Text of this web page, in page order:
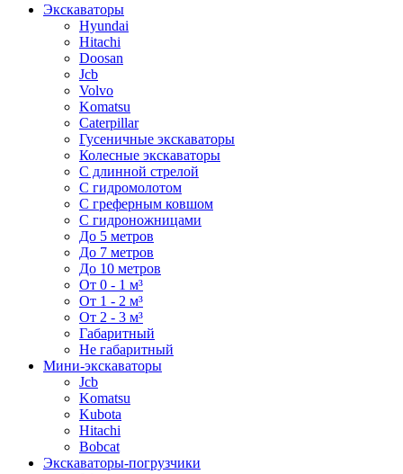
Экскаваторы
Hyundai
Hitachi
Doosan
Jcb
Volvo
Komatsu
Caterpillar
Гусеничные экскаваторы
Колесные экскаваторы
С длинной стрелой
С гидромолотом
С греферным ковшом
С гидроножницами
До 5 метров
До 7 метров
До 10 метров
От 0 - 1 м³
От 1 - 2 м³
От 2 - 3 м³
Габаритный
Не габаритный
Мини-экскаваторы
Jcb
Komatsu
Kubota
Hitachi
Bobcat
Экскаваторы-погрузчики